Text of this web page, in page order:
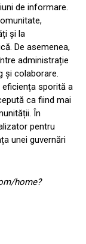
de informare.
și la
De asemenea,
administrație
și colaborare.
sporită a
ca fiind mai
În
pentru
unei guvernări
home?